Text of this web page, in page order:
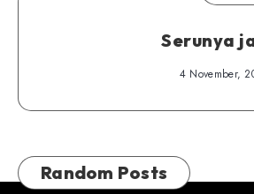
Serunya
4 November,
Random Posts